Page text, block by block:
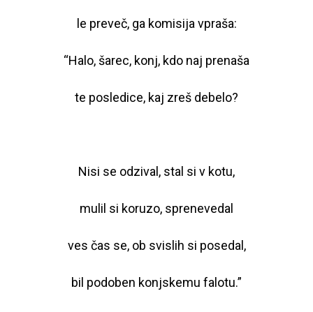
le preveč, ga komisija vpraša:
“Halo, šarec, konj, kdo naj prenaša
te posledice, kaj zreš debelo?
Nisi se odzival, stal si v kotu,
mulil si koruzo, sprenevedal
ves čas se, ob svislih si posedal,
bil podoben konjskemu falotu.”